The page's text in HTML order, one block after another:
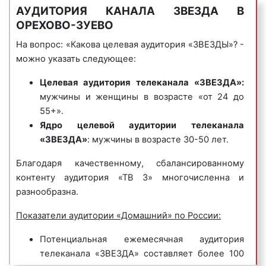
среди клиентов «Фасад Медиа Групп».
Стоимость рекламы на Звезде в Орехово-
зависят от следующих факторов:
телеканал, тем дороже стоит его эфирное
время. Популярность Звезды
определяется качеством его контента и
количеством зрительской аудитории.
Рейтинги Звезды представлены на нашем
сайте;
хронометраж рекламного ролика:чем
длиннее рекламный ролик, тем больше
потенциальным клиентам о
Вместе с тем, продолжительные
рекламные ролики стоят дороже, чем
Безусловно, основная тематика вещания канала –
это патриотические программы, информационно-
вооруженных силах РФ, отечественные военные
сериалы. Основу вещания телеканала в Орехово-
Зуево составляют информационные и
аналитические передачи, посвященные истории,
культуре, науке и спорту, познавательные и
образовательные программы (история оружия и т.
д.). Освещаются проблемы российской армии, ее
культурной жизни России.
АУДИТОРИЯ КАНАЛА ЗВЕЗДА В
ОРЕХОВО-ЗУЕВО
На вопрос: «Какова целевая аудитория «ЗВЕЗДЫ»? -
можно указать следующее:
Целевая аудитория телеканала «ЗВЕЗДА»:
мужчины и женщины в возрасте «от 24 до
55+».
Ядро целевой аудитории телеканала
«ЗВЕЗДА»: мужчины в возрасте 30-50 лет.
Благодаря качественному, сбалансированному
контенту аудитория «ТВ 3» многочисленна и
разнообразна.
Показатели аудитории «Домашний» по России:
Потенциальная ежемесячная аудитория
телеканала «ЗВЕЗДА» составляет более 100